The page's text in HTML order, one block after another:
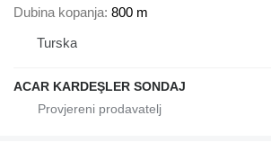
Dubina kopanja 800 m
Turska
ACAR KARDEŞLER SONDAJ